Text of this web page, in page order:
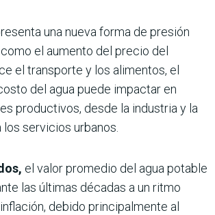
una nueva forma de presión
el aumento del precio del
el transporte y los alimentos, el
del agua puede impactar en
productivos, desde la industria y la
los servicios urbanos.
el valor promedio del agua potable
las últimas décadas a un ritmo
debido principalmente al